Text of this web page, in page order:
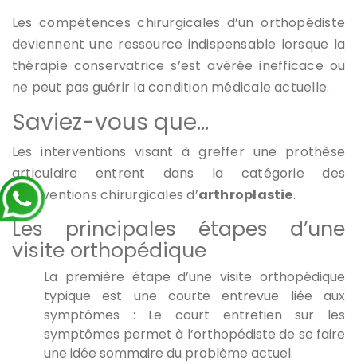
Les compétences chirurgicales d’un orthopédiste
deviennent une ressource indispensable lorsque la
thérapie conservatrice s’est avérée inefficace ou
ne peut pas guérir la condition médicale actuelle.
Saviez-vous que…
Les interventions visant à greffer une prothèse
articulaire entrent dans la catégorie des
interventions chirurgicales d’arthroplastie.
Les principales étapes d’une
visite orthopédique
La première étape d’une visite orthopédique
typique est une courte entrevue liée aux
symptômes : Le court entretien sur les
symptômes permet à l’orthopédiste de se faire
une idée sommaire du problème actuel.